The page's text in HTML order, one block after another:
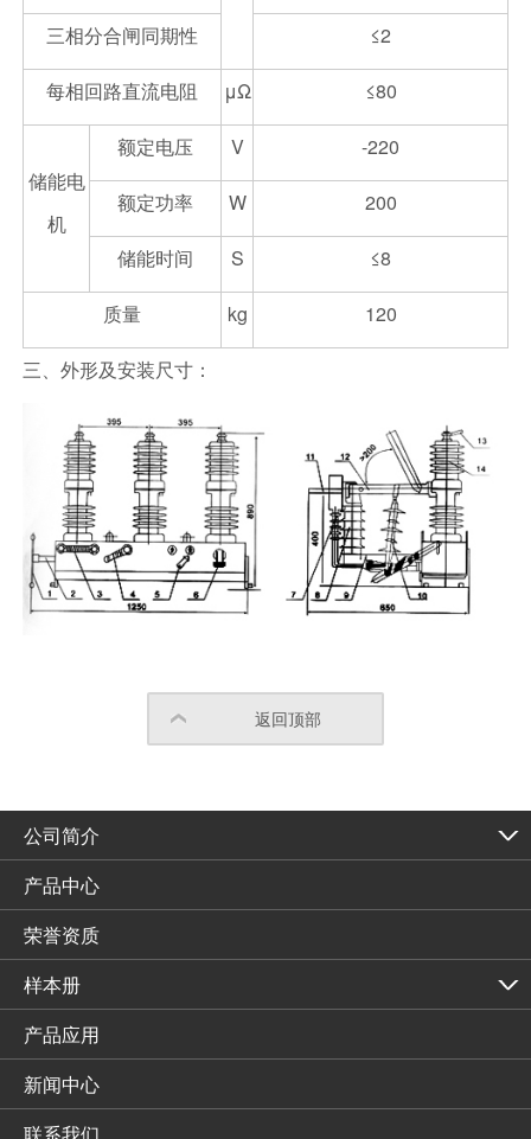
三相分合闸同期性 ≤2
每相回路直流电阻 μΩ ≤80
储能电
机
额定电压 V -220
额定功率 W 200
储能时间 S ≤8
质量 kg 120
三、外形及安装尺寸：
返回顶部
公司简介
产品中心
荣誉资质
样本册
产品应用
新闻中心